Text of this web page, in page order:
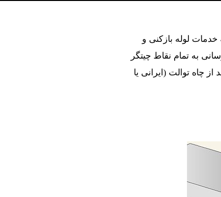
در ارائه خدمات لوله بازکنی و
به تمام نقاط چیتگر
چاه توالت (ایرانی یا